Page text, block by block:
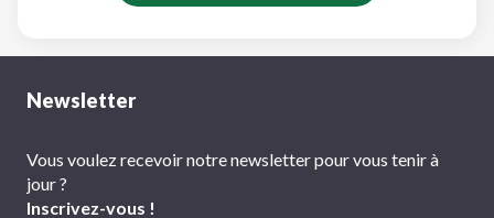
Newsletter
Vous voulez recevoir notre newsletter pour vous tenir à
jour ?
Inscrivez-vous !